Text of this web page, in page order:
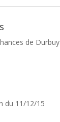
de Durbuy
du 11/12/15